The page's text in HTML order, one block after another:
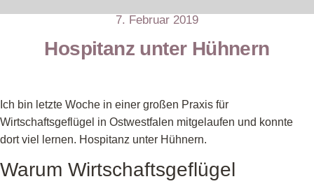
7. Februar 2019
Hospitanz unter Hühnern
Ich bin letzte Woche in einer großen Praxis für
Wirtschaftsgeflügel in Ostwestfalen mitgelaufen und konnte
dort viel lernen. Hospitanz unter Hühnern.
Warum Wirtschaftsgeflügel